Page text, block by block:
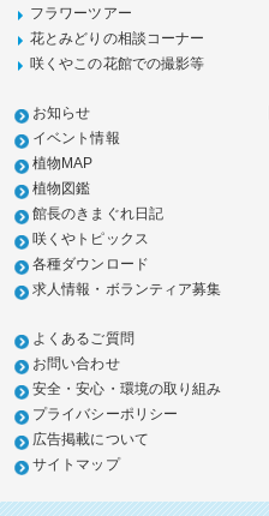
フラワーツアー
花とみどりの相談コーナー
咲くやこの花館での撮影等
お知らせ
イベント情報
植物MAP
植物図鑑
館長のきまぐれ日記
咲くやトピックス
各種ダウンロード
求人情報・ボランティア募集
よくあるご質問
お問い合わせ
安全・安心・環境の取り組み
プライバシーポリシー
広告掲載について
サイトマップ